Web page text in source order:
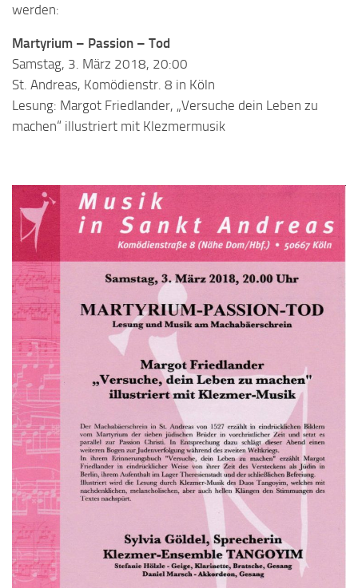
werden:
Martyrium – Passion – Tod
Samstag, 3. März 2018, 20:00
St. Andreas, Komödienstr. 8 in Köln
Lesung: Margot Friedlander, „Versuche dein Leben zu
machen“ illustriert mit Klezmermusik